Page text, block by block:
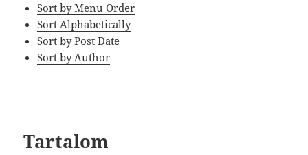
Sort by Menu Order
Sort Alphabetically
Sort by Post Date
Sort by Author
Tartalom